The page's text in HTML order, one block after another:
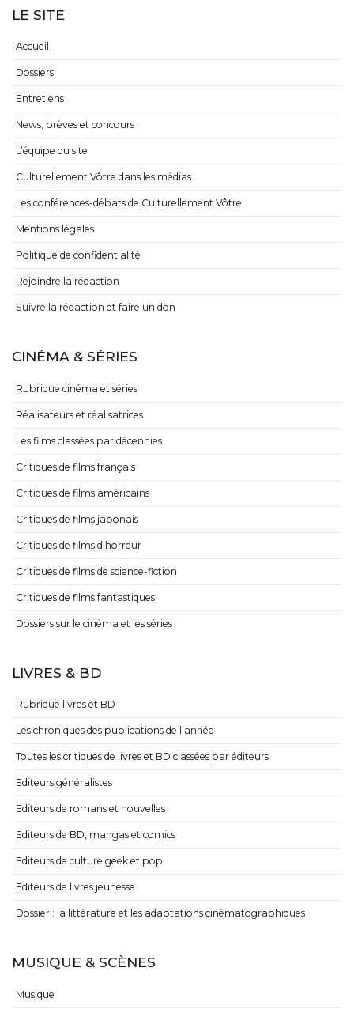
LE SITE
Accueil
Dossiers
Entretiens
News, brèves et concours
L’équipe du site
Culturellement Vôtre dans les médias
Les conférences-débats de Culturellement Vôtre
Mentions légales
Politique de confidentialité
Rejoindre la rédaction
Suivre la rédaction et faire un don
CINÉMA & SÉRIES
Rubrique cinéma et séries
Réalisateurs et réalisatrices
Les films classées par décennies
Critiques de films français
Critiques de films américains
Critiques de films japonais
Critiques de films d’horreur
Critiques de films de science-fiction
Critiques de films fantastiques
Dossiers sur le cinéma et les séries
LIVRES & BD
Rubrique livres et BD
Les chroniques des publications de l’année
Toutes les critiques de livres et BD classées par éditeurs
Editeurs généralistes
Editeurs de romans et nouvelles
Editeurs de BD, mangas et comics
Editeurs de culture geek et pop
Editeurs de livres jeunesse
Dossier : la littérature et les adaptations cinématographiques
MUSIQUE & SCÈNES
Musique